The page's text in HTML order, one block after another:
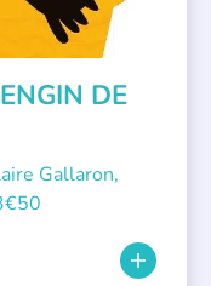
DE
Gallaron,